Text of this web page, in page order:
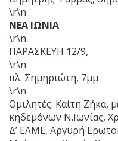
\r\n
ΝΕΑ ΙΩΝΙΑ
\r\n
ΠΑΡΑΣΚΕΥΗ 12/9,
\r\n
πλ. Σημηριώτη, 7μμ
\r\n
Ομιλητές: Καίτη Ζήκα,
κηδεμόνων Ν.Ιωνίας,
Δ’ ΕΛΜΕ, Αργυρή